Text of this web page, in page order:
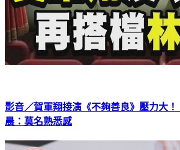
影音／賀軍翔接演《不夠善良》壓力大
晨：莫名熟悉感